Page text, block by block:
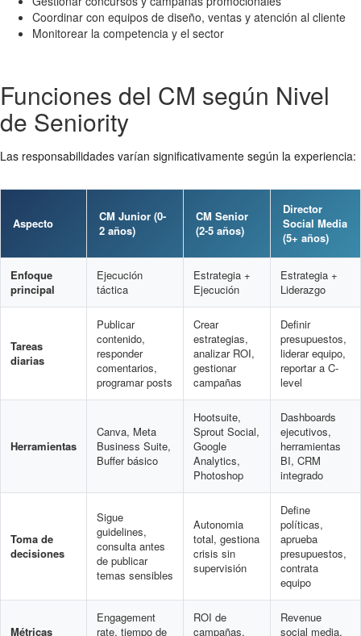
Coordinar con equipos de diseño, ventas y atención al cliente
Monitorear la competencia y el sector
Funciones del CM según Nivel
de Seniority
Las responsabilidades varían significativamente según la experiencia:
Aspecto
CM Junior (0-
2 años)
CM Senior
(2-5 años)
Director
Social Media
(5+ años)
Enfoque
principal
Ejecución
táctica
Estrategia +
Ejecución
Estrategia +
Liderazgo
Tareas
diarias
Publicar
contenido,
responder
comentarios,
programar posts
Crear
estrategias,
analizar ROI,
gestionar
campañas
Definir
presupuestos,
liderar equipo,
reportar a C-
level
Herramientas
Canva, Meta
Business Suite,
Buffer básico
Hootsuite,
Sprout Social,
Google
Analytics,
Photoshop
Dashboards
ejecutivos,
herramientas
BI, CRM
integrado
Toma de
decisiones
Sigue
guidelines,
consulta antes
de publicar
temas sensibles
Autonomia
total, gestiona
crisis sin
supervisión
Define
políticas,
aprueba
presupuestos,
contrata
equipo
Métricas
Engagement
rate, tiempo de
ROI de
campañas,
Revenue
social media,